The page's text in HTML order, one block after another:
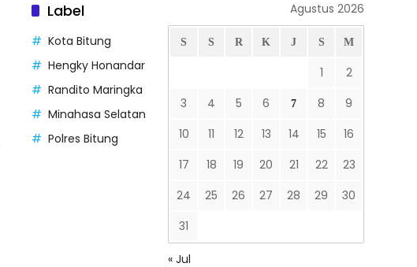
Label
Kota Bitung
Hengky Honandar
Randito Maringka
Minahasa Selatan
Polres Bitung
Agustus 2026
S S R K J S M
1
2
3
4 5 6 7 8
9
10
11 12 13 14 15
16
17
18 19 20 21 22
23
24
25 26 27 28 29
30
31
« Jul